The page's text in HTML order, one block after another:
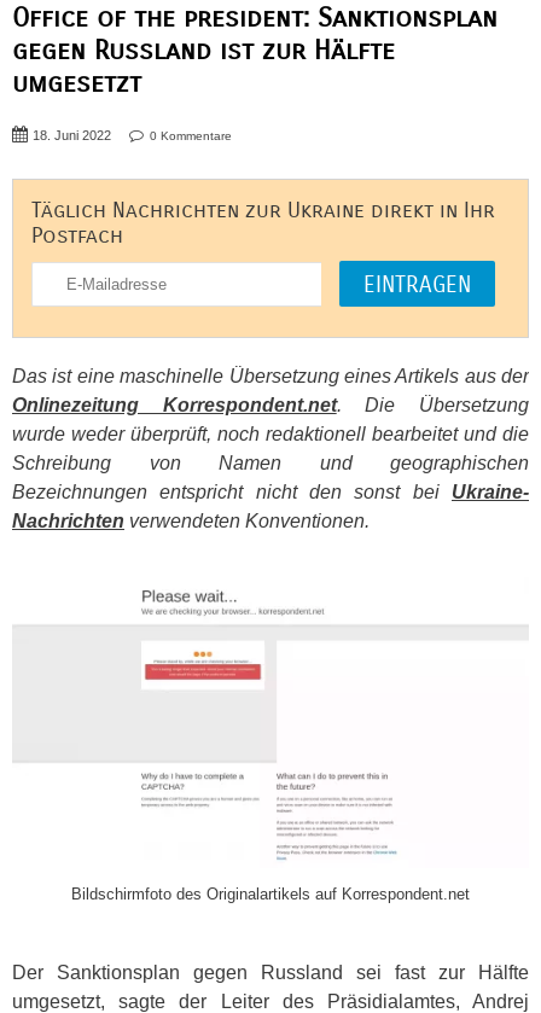
Office of the president: Sanktionsplan
gegen Russland ist zur Hälfte
umgesetzt
18. Juni 2022 0 Kommentare
Täglich Nachrichten zur Ukraine direkt in Ihr
Postfach
Das ist eine maschinelle Übersetzung eines Artikels aus der
Onlinezeitung Korrespondent.net. Die Übersetzung
wurde weder überprüft, noch redaktionell bearbeitet und die
Schreibung von Namen und geographischen
Bezeichnungen entspricht nicht den sonst bei Ukraine-
Nachrichten verwendeten Konventionen.
Bildschirmfoto des Originalartikels auf Korrespondent.net
Der Sanktionsplan gegen Russland sei fast zur Hälfte
umgesetzt, sagte der Leiter des Präsidialamtes, Andrej